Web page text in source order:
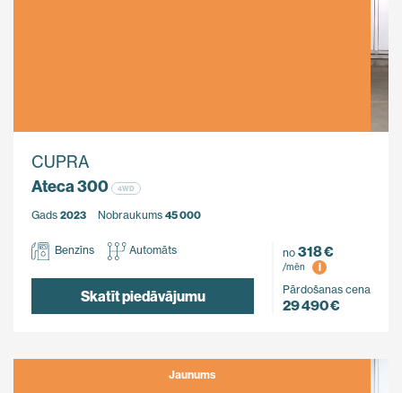
CUPRA
Ateca 300
4WD
Gads 2023 Nobraukums 45 000
Benzīns Automāts
Skatīt piedāvājumu
no 318 €
/mēn
i
Pārdošanas cena
29 490 €
Jaunums